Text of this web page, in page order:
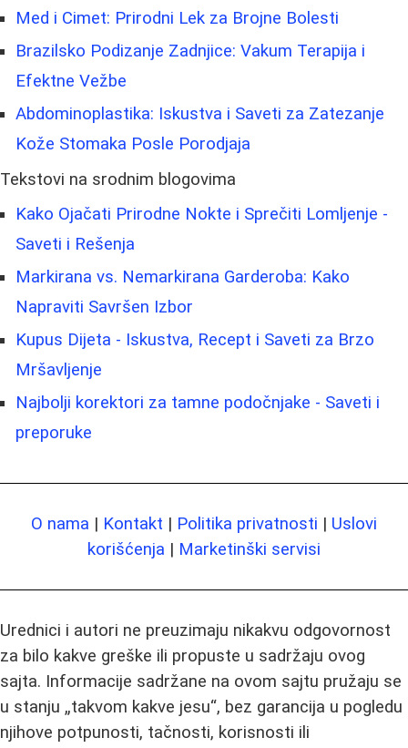
Med i Cimet: Prirodni Lek za Brojne Bolesti
Brazilsko Podizanje Zadnjice: Vakum Terapija i
Efektne Vežbe
Abdominoplastika: Iskustva i Saveti za Zatezanje
Kože Stomaka Posle Porodjaja
Tekstovi na srodnim blogovima
Kako Ojačati Prirodne Nokte i Sprečiti Lomljenje -
Saveti i Rešenja
Markirana vs. Nemarkirana Garderoba: Kako
Napraviti Savršen Izbor
Kupus Dijeta - Iskustva, Recept i Saveti za Brzo
Mršavljenje
Najbolji korektori za tamne podočnjake - Saveti i
preporuke
O nama | Kontakt | Politika privatnosti | Uslovi
korišćenja | Marketinški servisi
Urednici i autori ne preuzimaju nikakvu odgovornost
za bilo kakve greške ili propuste u sadržaju ovog
sajta. Informacije sadržane na ovom sajtu pružaju se
u stanju „takvom kakve jesu“, bez garancija u pogledu
njihove potpunosti, tačnosti, korisnosti ili